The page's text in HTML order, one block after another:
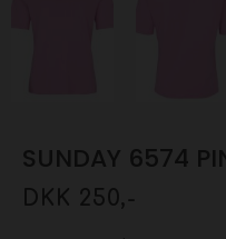
SUNDAY 6574
DKK 250,-